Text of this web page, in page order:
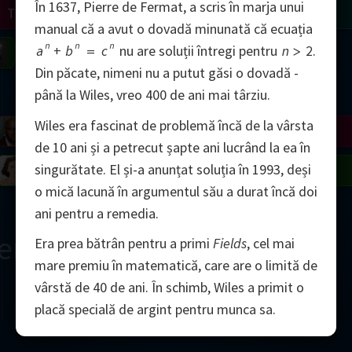
Avila
Mirzakhani
Tao
Bourgain
Matiyasevich
Uhlenbeck
Easley
Penrose
Serre
Mandelbrot
Robinson
Blackwell
Gardner
TuringÎn 1637, Pierre de Fermat, a scris în marja unui
manual că a avut o dovadă minunată că ecuația
a n + b n = cn nu are soluții întregi pentru n > 2.
Din păcate, nimeni nu a putut găsi o dovadă -
până la Wiles, vreo 400 de ani mai târziu.
Wiles era fascinat de problemă încă de la vârsta
de 10 ani și a petrecut șapte ani lucrând la ea în
singurătate. El și-a anunțat soluția în 1993, deși
o mică lacună în argumentul său a durat încă doi
ani pentru a remedia.
Era prea bătrân pentru a primi Fields, cel mai
mare premiu în matematică, care are o limită de
vârstă de 40 de ani. În schimb, Wiles a primit o
placă specială de argint pentru munca sa.